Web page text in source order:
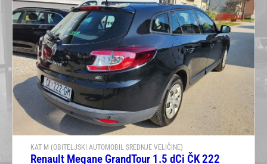
KAT M (OBITELJSKI AUTOMOBIL SREDNJE VELIČINE)
Renault Megane GrandTour 1.5 dCi ČK 222